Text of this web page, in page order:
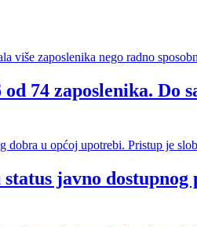
74 zaposlenika. Do
javno